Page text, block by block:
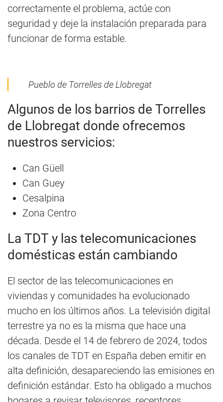
correctamente el problema, actúe con
seguridad y deje la instalación preparada para
funcionar de forma estable.
Pueblo de Torrelles de Llobregat
Algunos de los barrios de Torrelles
de Llobregat donde ofrecemos
nuestros servicios:
Can Güell
Can Guey
Cesalpina
Zona Centro
La TDT y las telecomunicaciones
domésticas están cambiando
El sector de las telecomunicaciones en
viviendas y comunidades ha evolucionado
mucho en los últimos años. La televisión digital
terrestre ya no es la misma que hace una
década. Desde el 14 de febrero de 2024, todos
los canales de TDT en España deben emitir en
alta definición, desapareciendo las emisiones en
definición estándar. Esto ha obligado a muchos